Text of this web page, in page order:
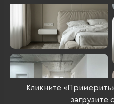
Кликните
загрузите